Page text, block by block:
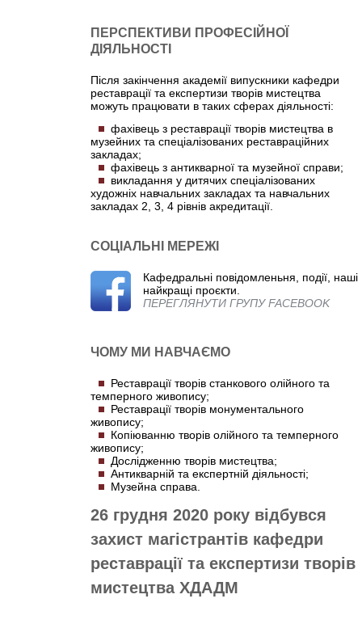
ПЕРСПЕКТИВИ ПРОФЕСІЙНОЇ
ДІЯЛЬНОСТІ
Після закінчення академії випускники кафедри
реставрації та експертизи творів мистецтва
можуть працювати в таких сферах діяльності:
фахівець з реставрації творів мистецтва в
музейних та спеціалізованих реставраційних
закладах;
фахівець з антикварної та музейної справи;
викладання у дитячих спеціалізованих
художніх навчальних закладах та навчальних
закладах 2, 3, 4 рівнів акредитації.
СОЦІАЛЬНІ МЕРЕЖІ
Кафедральні повідомленьня, події, наші
найкращі проєкти.
ПЕРЕГЛЯНУТИ ГРУПУ FACEBOOK
ЧОМУ МИ НАВЧАЄМО
Реставрації творів станкового олійного та
темперного живопису;
Реставрації творів монументального
живопису;
Копіюванню творів олійного та темперного
живопису;
Дослідженню творів мистецтва;
Антикварній та експертній діяльності;
Музейна справа.
26 грудня 2020 року відбувся
захист магістрантів кафедри
реставрації та експертизи творів
мистецтва ХДАДМ